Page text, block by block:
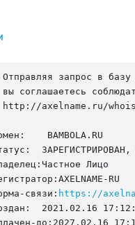
Отправляя запрос в базу
вы соглашаетесь
http://axelname.ru/
BAMBOLA.RU
Лицо
RU
связи: https://
2021.02.16
до:2027.02.16